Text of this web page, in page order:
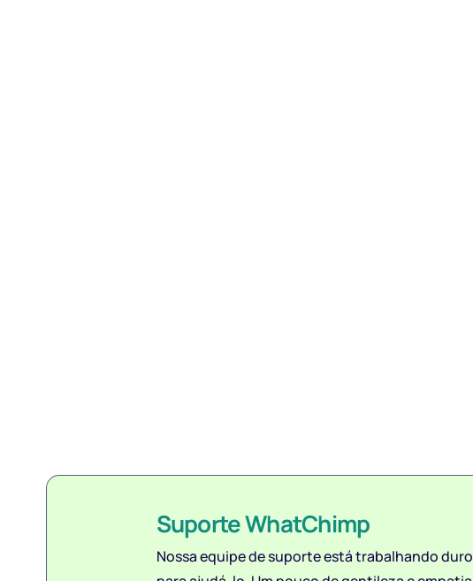
Suporte WhatChimp
Nossa equipe de suporte está trabalhando duro